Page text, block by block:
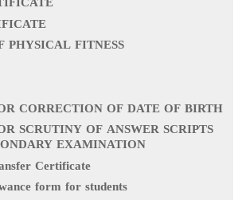
PHYSICAL FITNESS
CORRECTION OF DATE OF BIRTH
SCRUTINY OF ANSWER SCRIPTS
EXAMINATION
Certificate
form for students